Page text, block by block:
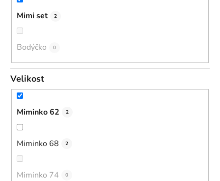
Mimi set 2
Bodýčko 0
Velikost
Miminko 62 2
Miminko 68 2
Miminko 74 0